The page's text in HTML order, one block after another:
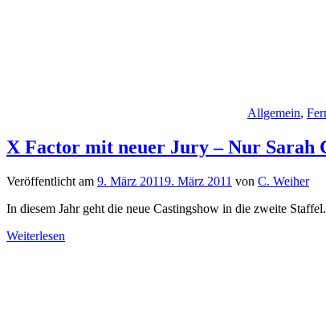
Allgemein,
X Factor mit neuer Jury – Nur Sarah
Veröffentlicht am 9. März 20119. März 2011 von C. Weiher
In diesem Jahr geht die neue Castingshow in die zweite
Weiterlesen